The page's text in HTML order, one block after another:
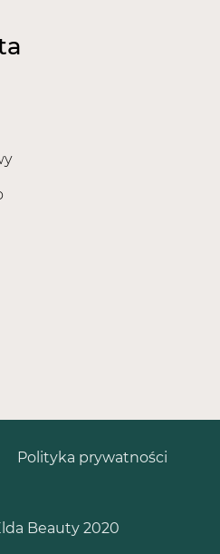
Beauty 2020
Polityka prywatności